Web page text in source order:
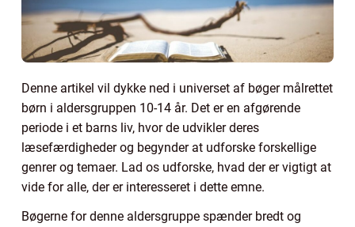
Denne artikel vil dykke ned i universet af bøger målrettet
børn i aldersgruppen 10-14 år. Det er en afgørende
periode i et barns liv, hvor de udvikler deres
læsefærdigheder og begynder at udforske forskellige
genrer og temaer. Lad os udforske, hvad der er vigtigt at
vide for alle, der er interesseret i dette emne.
Bøgerne for denne aldersgruppe spænder bredt og